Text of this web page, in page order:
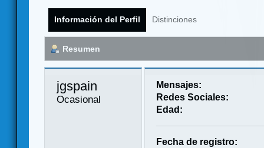
Información del Perfil Distinciones
Resumen
jgspain
Ocasional
Mensajes:
Redes Sociales:
Edad:
Fecha de registro: